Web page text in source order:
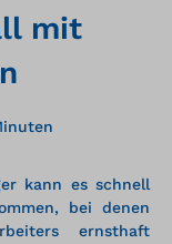
mit
kann es schnell
bei denen
ernsthaft